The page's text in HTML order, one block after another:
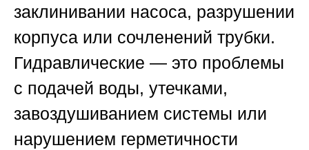
заклинивании насоса, разрушении
корпуса или сочленений трубки.
Гидравлические — это проблемы
с подачей воды, утечками,
завоздушиванием системы или
нарушением герметичности